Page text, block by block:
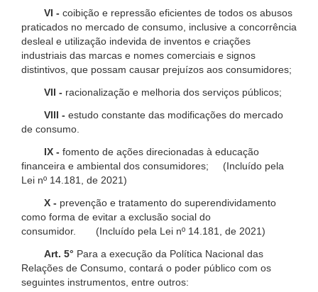
VI - coibição e repressão eficientes de todos os abusos
praticados no mercado de consumo, inclusive a concorrência
desleal e utilização indevida de inventos e criações
industriais das marcas e nomes comerciais e signos
distintivos, que possam causar prejuízos aos consumidores;
VII - racionalização e melhoria dos serviços públicos;
VIII - estudo constante das modificações do mercado
de consumo.
IX - fomento de ações direcionadas à educação
financeira e ambiental dos consumidores; (Incluído pela
Lei nº 14.181, de 2021)
X - prevenção e tratamento do superendividamento
como forma de evitar a exclusão social do
consumidor. (Incluído pela Lei nº 14.181, de 2021)
Art. 5° Para a execução da Política Nacional das
Relações de Consumo, contará o poder público com os
seguintes instrumentos, entre outros: